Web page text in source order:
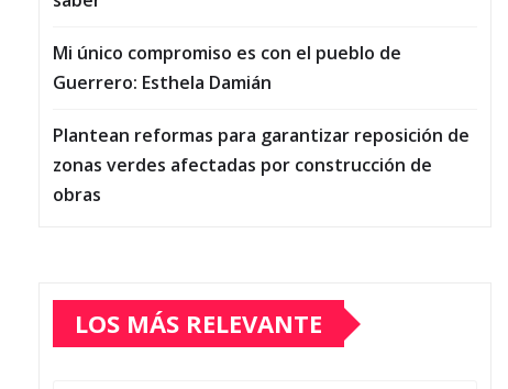
Mi único compromiso es con el pueblo de
Guerrero: Esthela Damián
Plantean reformas para garantizar reposición de
zonas verdes afectadas por construcción de
obras
LOS MÁS RELEVANTE